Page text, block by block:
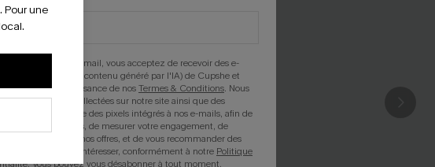
. Pour une
votre adresse e-mail, vous acceptez de recevoir des e-
(y compris du contenu généré par l'IA) de Cupshe et
avoir pris connaissance de nosTermes & Conditions. Nous
les données collectées sur notre site ainsi que des
de suivi, telles que des pixels intégrés à nos e-mails, afin de
ci ont été ouverts, de mesurer votre engagement, de
nos contenus et nos offres, et de vous recommander des
de vous intéresser, conformément à notre Politique
. Vous pouvez vous désabonner à tout moment.